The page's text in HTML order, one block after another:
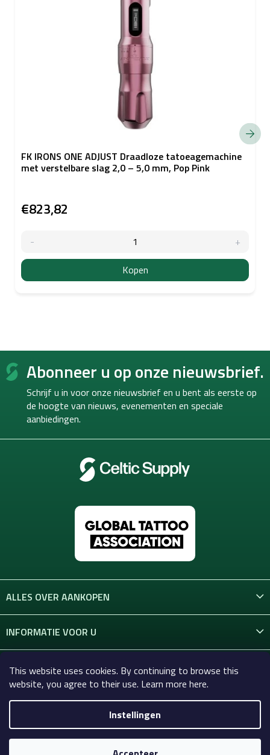
This website uses cookies. By continuing to browse this
website, you agree to their use. Learn more here.
Instellingen
FK IRONS ONE ADJUST Draadloze tatoeagemachine
met verstelbare slag 2,0 – 5,0 mm, Pop Pink
€823,82
Kopen
F
Abonneer u op onze nieuwsbrief.
Schrijf u in voor onze nieuwsbrief en u bent als eerste op
de hoogte van nieuws, evenementen en speciale
aanbiedingen.
ALLES OVER AANKOPEN
INFORMATIE VOOR U
CONTACT
Copyright 2026Celtic-Supply.nl | Alles voor tatoeages en
permanente make-up. Alle rechten voorbehouden.